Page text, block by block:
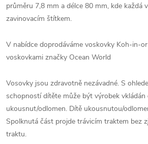
průměru 7,8 mm a délce 80 mm, kde každá
zavinovacím štítkem.
V nabídce doprodáváme voskovky Koh-in-
voskovkami značky Ocean World
Vosovky jsou zdravotně nezávadné. S
schopností dítěte může být výrobek vkládán
ukousnut/odlomen. Dítě ukousnutou/
Spolknutá část projde trávicím traktem bez
traktu.